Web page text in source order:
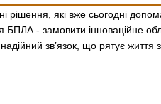
рішення, які вже сьогодні
БПЛА - замовити інноваційне
зв’язок, що рятує життя